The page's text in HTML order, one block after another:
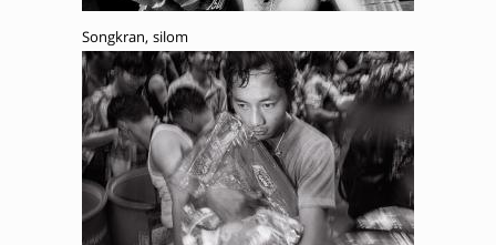
Songkran, silom